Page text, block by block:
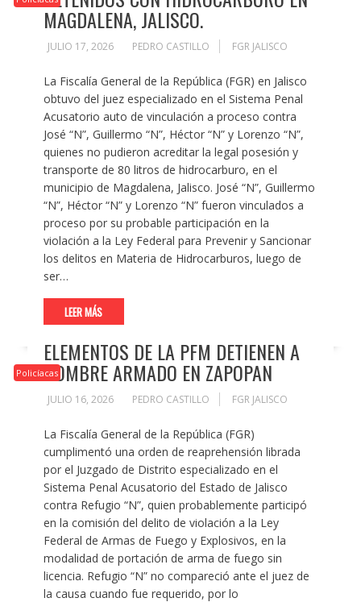
MAGDALENA, JALISCO.
JULIO 17, 2026 PEDRO CASTILLO FGR JALISCO
La Fiscalía General de la República (FGR) en Jalisco
obtuvo del juez especializado en el Sistema Penal
Acusatorio auto de vinculación a proceso contra
José “N”, Guillermo “N”, Héctor “N” y Lorenzo “N”,
quienes no pudieron acreditar la legal posesión y
transporte de 80 litros de hidrocarburo, en el
municipio de Magdalena, Jalisco. José “N”, Guillermo
“N”, Héctor “N” y Lorenzo “N” fueron vinculados a
proceso por su probable participación en la
violación a la Ley Federal para Prevenir y Sancionar
los delitos en Materia de Hidrocarburos, luego de
ser…
LEER MÁS
Policíacas
ELEMENTOS DE LA PFM DETIENEN A
HOMBRE ARMADO EN ZAPOPAN
JULIO 16, 2026 PEDRO CASTILLO FGR JALISCO
La Fiscalía General de la República (FGR)
cumplimentó una orden de reaprehensión librada
por el Juzgado de Distrito especializado en el
Sistema Penal Acusatorio del Estado de Jalisco
contra Refugio “N”, quien probablemente participó
en la comisión del delito de violación a la Ley
Federal de Armas de Fuego y Explosivos, en la
modalidad de portación de arma de fuego sin
licencia. Refugio “N” no compareció ante el juez de
la causa cuando fue requerido, por lo